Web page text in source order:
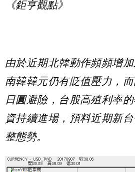
《鉅亨觀點》
由於近期北韓動作頻頻增加
南韓韓元仍有貶值壓力，
日圓避險，台股高殖利率
資持續進場，預料近期新
整態勢。